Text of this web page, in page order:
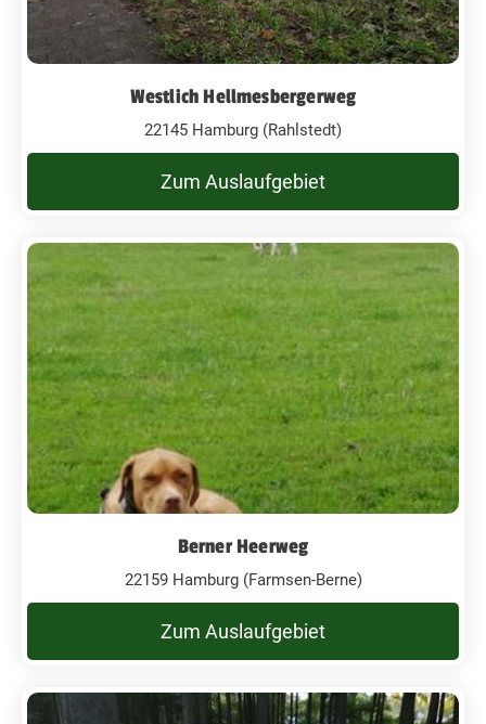
Westlich Hellmesbergerweg
22145 Hamburg (Rahlstedt)
Zum Auslaufgebiet
Berner Heerweg
22159 Hamburg (Farmsen-Berne)
Zum Auslaufgebiet